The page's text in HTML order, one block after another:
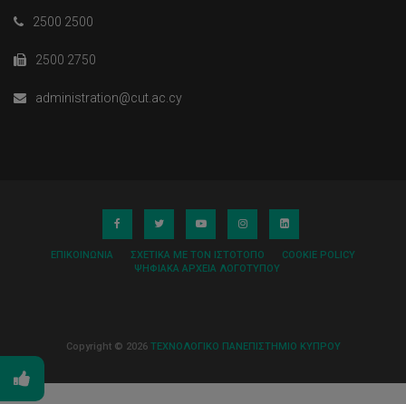
2500 2500
2500 2750
administration@cut.ac.cy
ΕΠΙΚΟΙΝΩΝΊΑ ΣΧΕΤΙΚΆ ΜΕ ΤΟΝ ΙΣΤΌΤΟΠΟ
COOKIE POLICY
ΨΗΦΙΑΚΆ ΑΡΧΕΊΑ ΛΟΓΌΤΥΠΟΥ
Copyright © 2026 ΤΕΧΝΟΛΟΓΙΚΟ ΠΑΝΕΠΙΣΤΗΜΙΟ ΚΥΠΡΟΥ